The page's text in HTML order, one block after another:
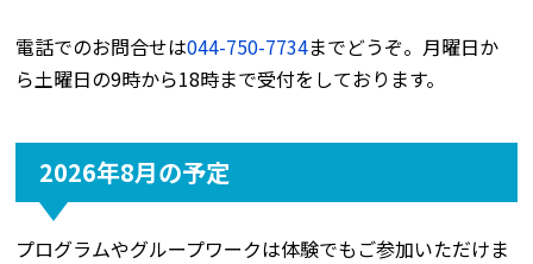
電話でのお問合せは044-750-7734までどうぞ。月曜日か
ら土曜日の9時から18時まで受付をしております。
2026年8月の予定
プログラムやグループワークは体験でもご参加いただけま